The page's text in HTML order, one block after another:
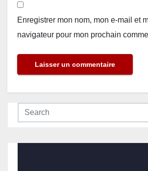
Enregistrer mon nom, mon e-mail et
navigateur pour mon prochain